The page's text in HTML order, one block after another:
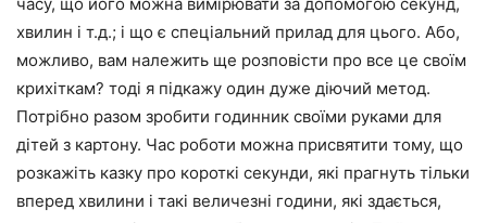
хвилин і т.д.; і що є спеціальний прилад для цього. Або,
можливо, вам належить ще розповісти про все це своїм
крихіткам? тоді я підкажу один дуже діючий метод.
Потрібно разом зробити годинник своїми руками для
дітей з картону. Час роботи можна присвятити тому, що
розкажіть казку про короткі секунди, які прагнуть тільки
вперед хвилини і такі величезні години, які здається,